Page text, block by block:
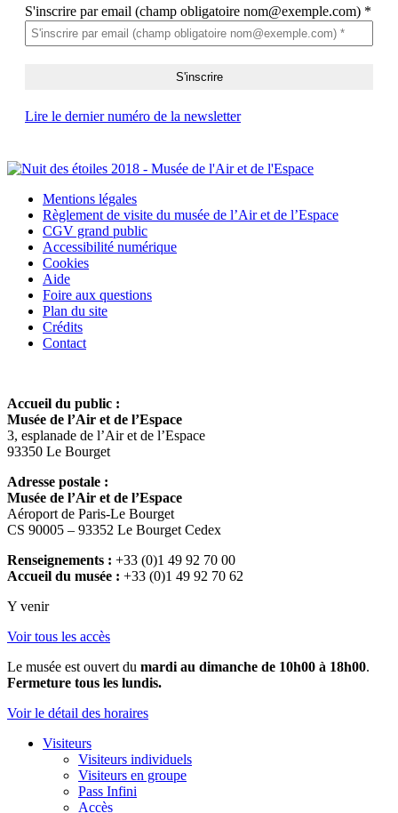
S'inscrire par email (champ obligatoire nom@exemple.com) *
Lire le dernier numéro de la newsletter
Mentions légales
Règlement de visite du musée de l’Air et de l’Espace
CGV grand public
Accessibilité numérique
Cookies
Aide
Foire aux questions
Plan du site
Crédits
Contact
Accueil du public :
Musée de l’Air et de l’Espace
3, esplanade de l’Air et de l’Espace
93350 Le Bourget
Adresse postale :
Musée de l’Air et de l’Espace
Aéroport de Paris-Le Bourget
CS 90005 – 93352 Le Bourget Cedex
Renseignements : +33 (0)1 49 92 70 00
Accueil du musée : +33 (0)1 49 92 70 62
Y venir
Voir tous les accès
Le musée est ouvert du mardi au dimanche de 10h00 à 18h00.
Fermeture tous les lundis.
Voir le détail des horaires
Visiteurs
Visiteurs individuels
Visiteurs en groupe
Pass Infini
Accès